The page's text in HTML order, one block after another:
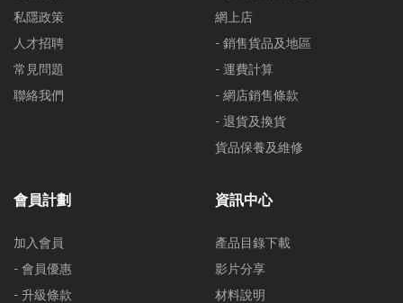
私隱政策
人才招聘
常見問題
聯絡我們
網上店
- 銷售貨品及地區
- 運費計算
- 網店銷售條款
- 退貨及換貨
貨品保養及維修
會員計劃
加入會員
- 會員優惠
- 升級條款
資訊中心
產品目錄下載
影片分享
材料說明